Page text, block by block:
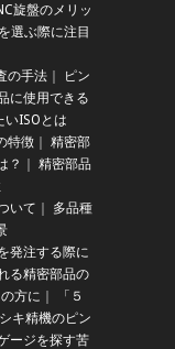
旋盤のメリッ
選ぶ際に注目
の手法 ｜
ピン
に使用できる
いISOとは
特徴 ｜ 精密部
？ ｜ 精密部品
いて ｜
多品種
発注する際に
る精密部品の
方に ｜
「５
キ精機のピン
ージを探す苦